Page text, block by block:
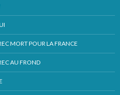
MORT POUR LA FRANCE
AU FROND